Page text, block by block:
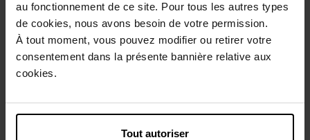
au fonctionnement de ce site. Pour tous les autres types
de cookies, nous avons besoin de votre permission.
À tout moment, vous pouvez modifier ou retirer votre
consentement dans la présente bannière relative aux
cookies.
Tout autoriser
Caractéristiques
Avis client
Vous aimerez peut-être